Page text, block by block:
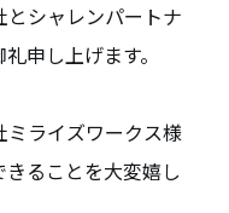
シャレンパートナ
申し上げます。
ライズワークス様
ることを大変嬉し